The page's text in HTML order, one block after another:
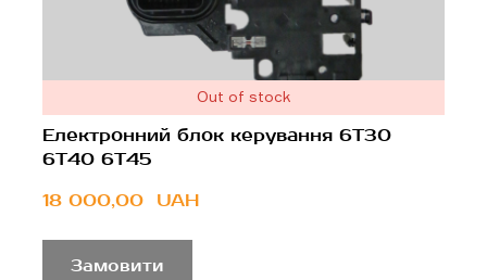
Out of stock
Електронний блок керування 6T30
6T40 6T45
18 000,00  UAH
Замовити